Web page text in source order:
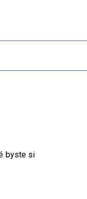
byste si